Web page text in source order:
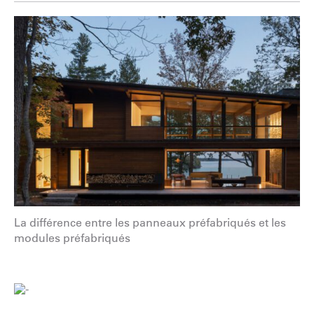
La différence entre les panneaux préfabriqués et les
modules préfabriqués